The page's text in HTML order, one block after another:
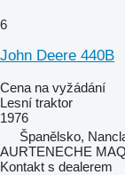
6
John Deere 440B
Cena na vyžádání
Lesní traktor
1976
Španělsko,
AURTENECHE
Kontakt s dealerem